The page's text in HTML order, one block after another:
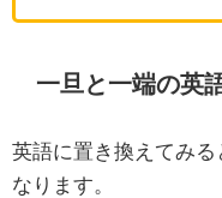
一旦と一端の英
英語に置き換えてみ
なります。